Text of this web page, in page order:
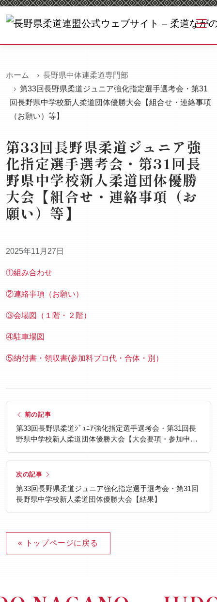
ホーム
長野県中体連柔道専門部
第33回長野県柔道ジュニア強化指定選手選考会・第31
回長野県中学校新人柔道団体優勝大会【組合せ・連絡事項
（お願い）等】
第33回長野県柔道ジュニア強
化指定選手選考会・第31回長
野県中学校新人柔道団体優勝
大会【組合せ・連絡事項（お
願い）等】
2025年11月27日
①組み合わせ
②連絡事項（お願い）
③会場図（１階・２階）
④駐車場図
⑤納付書・領収書(参加料プロ代・合体・別）
前の記事
第33回長野県柔道ｼﾞｭﾆｱ強化指定選手選考会・第31回長
野県中学校新人柔道団体優勝大会【大会要項・参加申込
次の記事
第33回長野県柔道ジュニア強化指定選手選考会・第31回
長野県中学校新人柔道団体優勝大会【結果】
« トップページに戻る